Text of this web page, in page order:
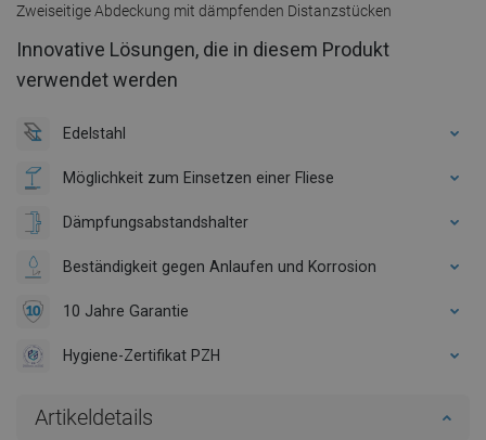
Zweiseitige Abdeckung mit dämpfenden Distanzstücken
Innovative Lösungen, die in diesem Produkt
verwendet werden
Edelstahl
Möglichkeit zum Einsetzen einer Fliese
Dämpfungsabstandshalter
Beständigkeit gegen Anlaufen und Korrosion
10 Jahre Garantie
Hygiene-Zertifikat PZH
Artikeldetails